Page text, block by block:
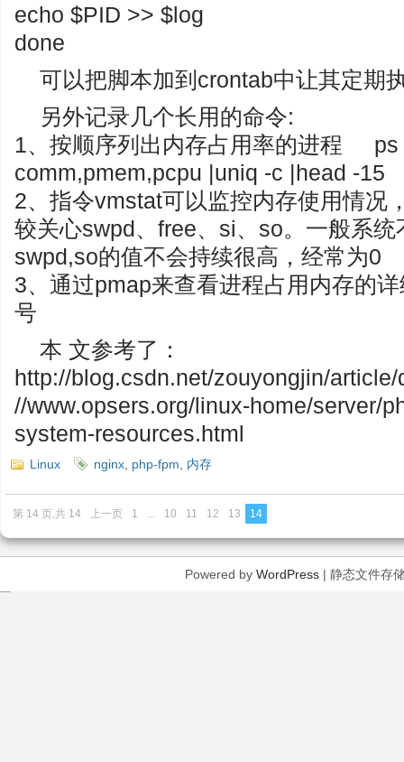
echo $PID >> $log
done
可以把脚本加到crontab中让其定期
另外记录几个长用的命令:
1、按顺序列出内存占用率的进程 ps
comm,pmem,pcpu |uniq -c |head -15
2、指令vmstat可以监控内存使用情况
较关心swpd、free、si、so。一般系
swpd,so的值不会持续很高，经常为0
3、通过pmap来查看进程占用内存的
号
本 文参考了：
http://blog.csdn.net/zouyongjin/
//www.opsers.org/linux-home/server/
system-resources.html
Linux nginx php-fpm 内存
第 14 页,共 14 上一页 1 ... 10 11 12 13 14
Powered by WordPress| 静态文件存